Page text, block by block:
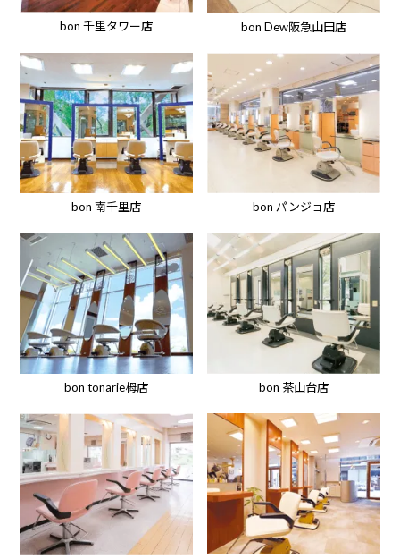
bon 千里タワー店 bon Dew阪急山田店
bon 南千里店 bon パンジョ店
bon tonarie栂店 bon 茶山台店